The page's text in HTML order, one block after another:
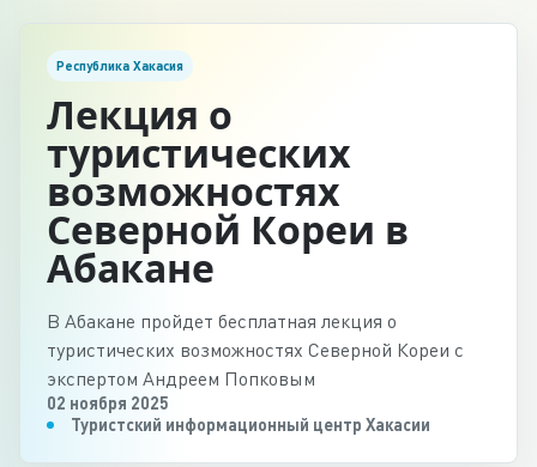
Республика Хакасия
Лекция о
туристических
возможностях
Северной Кореи в
Абакане
В Абакане пройдет бесплатная лекция о
туристических возможностях Северной Кореи с
экспертом Андреем Попковым
02 ноября 2025
Туристский информационный центр Хакасии